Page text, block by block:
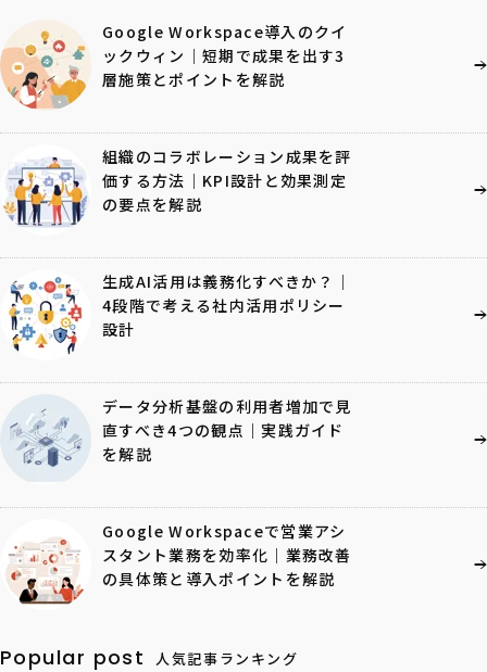
Google Workspace導入のクイ
ックウィン｜短期で成果を出す3
層施策とポイントを解説
組織のコラボレーション成果を評
価する方法｜KPI設計と効果測定
の要点を解説
生成AI活用は義務化すべきか？｜
4段階で考える社内活用ポリシー
設計
データ分析基盤の利用者増加で見
直すべき4つの観点｜実践ガイド
を解説
Google Workspaceで営業アシ
スタント業務を効率化｜業務改善
の具体策と導入ポイントを解説
Popular post 人気記事ランキング